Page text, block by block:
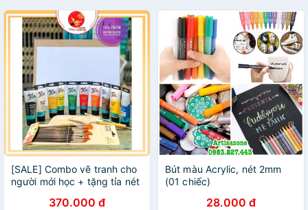
[SALE] Combo vẽ tranh cho
người mới học + tặng tỉa nét
370.000 đ
Bút màu Acrylic, nét 2mm
(01 chiếc)
28.000 đ